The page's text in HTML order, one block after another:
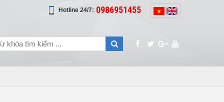
Hotline 24/7: 0986951455